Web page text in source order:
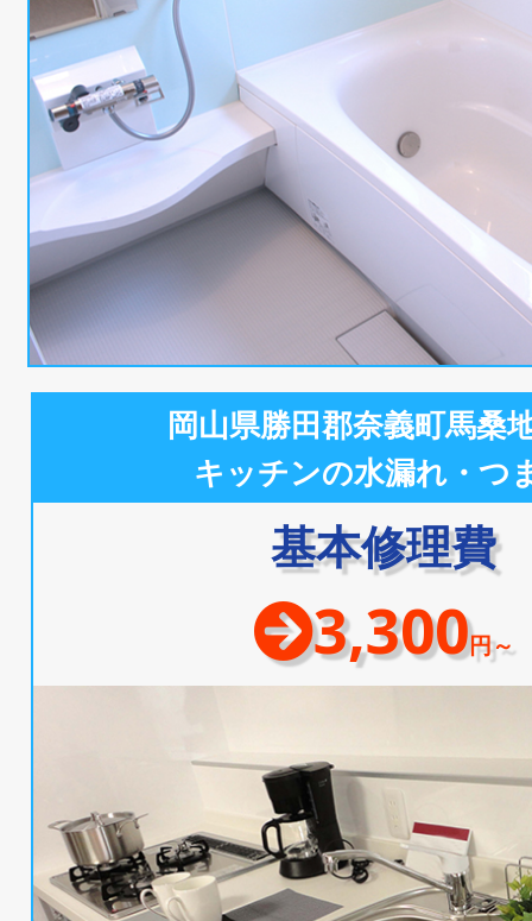
岡山県勝田郡奈義町馬桑
キッチンの水漏れ・つ
基本修理費
3,300円～